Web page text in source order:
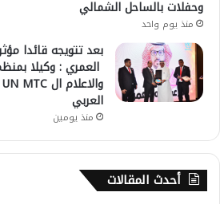
وحفلات بالساحل الشمالي
منذ يوم واحد
بعد تتويجه قائدا
العمري : وكيلا
العربي
منذ يومين
أحدث المقالات